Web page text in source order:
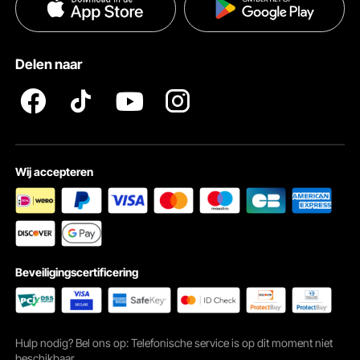
Hulp en veelgestelde vragen
Privacybeleid
Delen naar
Wij accepteren
Beveiligingscertificering
Hulp nodig? Bel ons op: Telefonische service is op dit moment niet